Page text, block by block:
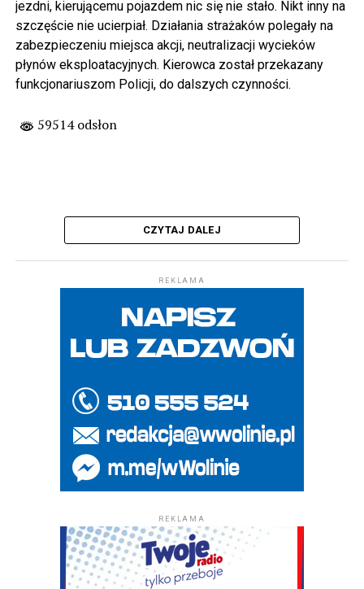
jezdni, kierującemu pojazdem nic się nie stało. Nikt inny na
szczęście nie ucierpiał. Działania strażaków polegały na
zabezpieczeniu miejsca akcji, neutralizacji wycieków
płynów eksploatacyjnych. Kierowca został przekazany
funkcjonariuszom Policji, do dalszych czynności.
59514 odsłon
CZYTAJ DALEJ
REKLAMA
REKLAMA